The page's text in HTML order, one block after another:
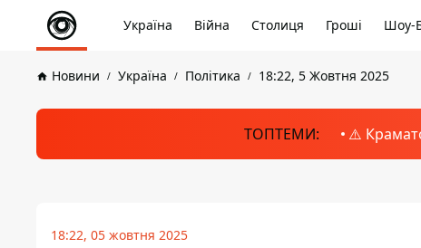
Україна Війна Столиця Гроші Шоу-
Новини Україна Політика 18:22, 5 Жовтня 2025
ТОПТЕМИ: ⚠️
18:22, 05 жовтня 2025